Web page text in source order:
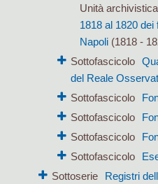
Unità archivistica
1818 al 1820
Napoli (1818 -
Sottofascicolo
del Reale
Sottofascicolo
Sottofascicolo
Sottofascicolo
Sottofascicolo
Sottoserie
Registri